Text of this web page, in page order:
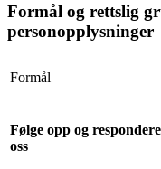
Formål og rettslig
personopplysninger
Formål
Følge opp og
oss